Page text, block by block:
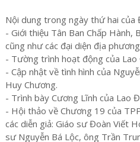
Nội dung trong ngày thứ hai của
- Giới thiệu Tân Ban Chấp Hành,
cũng như các đại diện địa
- Tường trình hoạt động của
- Cập nhật về tình hình của
Huy Chương.
- Trình bày Cương Lĩnh của Lao
- Hội thảo về Chương 19 của
các diễn giả: Giáo sư Đoàn Viết
sư Nguyễn Bá Lộc, ông Trần